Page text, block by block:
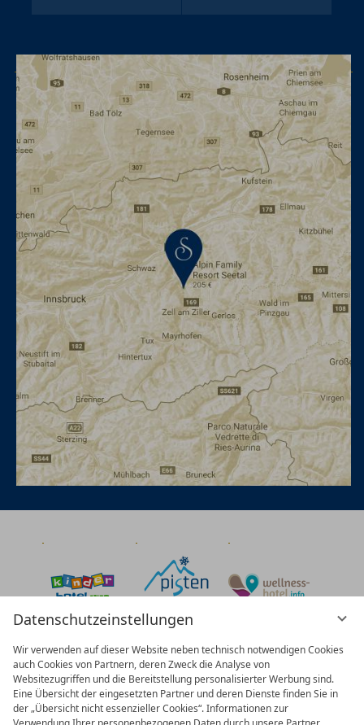
Datenschutzeinstellungen
Wir verwenden auf dieser Website neben technisch notwendigen Cookies
auch Cookies von Partnern, deren Zweck die Analyse von
Websitezugriffen und die Bereitstellung personalisierter Werbung sind.
Eine Übersicht der eingesetzten Partner und deren Dienste finden Sie in
der „Übersicht nicht essenzieller Cookies“. Informationen zur